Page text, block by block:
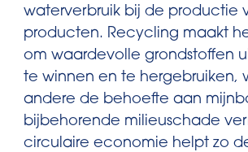
waterverbruik bij de productie
producten. Recycling maakt
om waardevolle grondstoffen
te winnen en te hergebruiken,
andere de behoefte aan
bijbehorende milieuschade
circulaire economie helpt zo